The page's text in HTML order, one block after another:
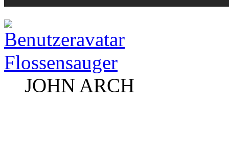
Flossensauger
JOHN ARCH